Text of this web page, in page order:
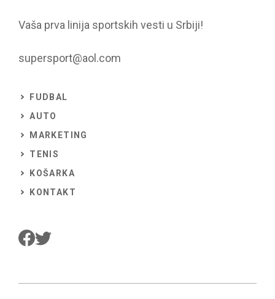
Vaša prva linija sportskih vesti u Srbiji!
supersport@aol.com
FUDBAL
AUTO
MARKETING
TENIS
KOŠARKA
KONTAKT